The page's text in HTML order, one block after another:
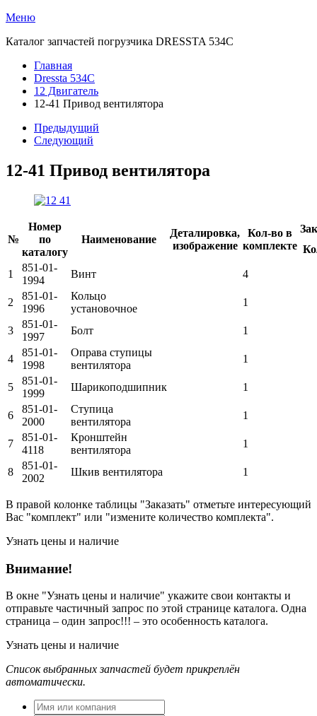
Меню
Каталог запчастей погрузчика DRESSTA 534C
Главная
Dressta 534C
12 Двигатель
12-41 Привод вентилятора
Предыдущий
Следующий
12-41 Привод вентилятора
№
Номер
по
каталогу
Наименование
Деталировка,
изображение
Кол-во в
комплекте
1
851-01-
1994
Винт 4
2
851-01-
1996
Кольцо
установочное
1
3
851-01-
1997
Болт 1
4
851-01-
1998
Оправа ступицы
вентилятора
1
5
851-01-
1999
Шарикоподшипник 1
6
851-01-
2000
Ступица
вентилятора
1
7
851-01-
4118
Кронштейн
вентилятора
1
8
851-01-
2002
Шкив вентилятора 1
В правой колонке таблицы "Заказать" отметьте интересующий
Вас "комплект" или "измените количество комплекта".
Узнать цены и наличие
Внимание!
В окне "Узнать цены и наличие" укажите свои контакты и
отправьте частичный запрос по этой странице каталога. Одна
страница – один запрос!!! – это особенность каталога.
Узнать цены и наличие
Список выбранных запчастей будет прикреплён
автоматически.